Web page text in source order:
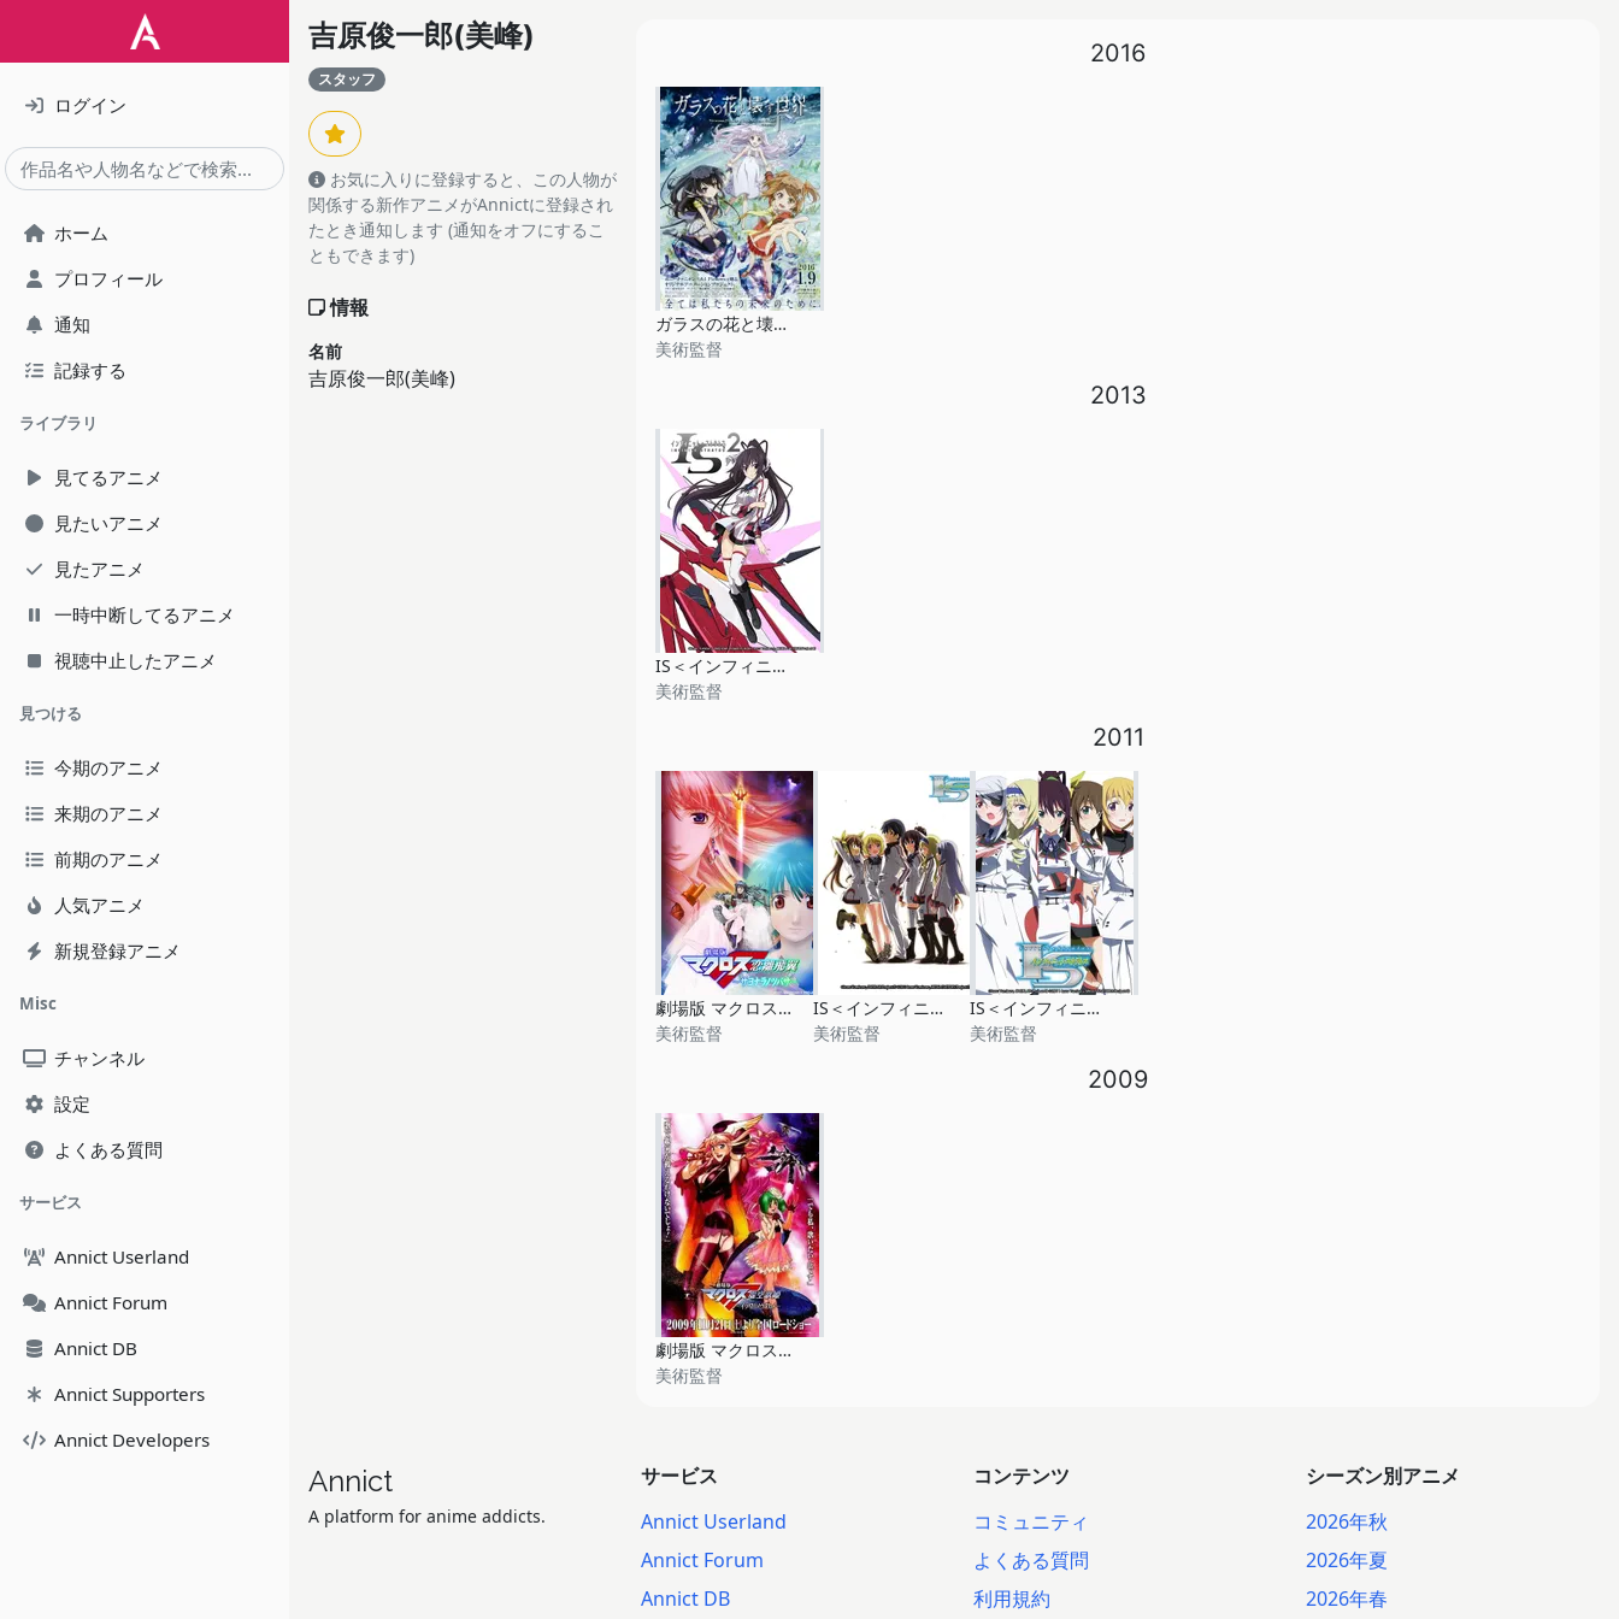
ログイン
ホーム
プロフィール
通知
記録する
ライブラリ
見てるアニメ
見たいアニメ
見たアニメ
一時中断してるアニメ
視聴中止したアニメ
見つける
今期のアニメ
来期のアニメ
前期のアニメ
人気アニメ
新規登録アニメ
Misc
チャンネル
設定
よくある質問
サービス
Annict Userland
Annict Forum
Annict DB
Annict Supporters
Annict Developers
吉原俊一郎(美峰)
スタッフ
お気に入りに登録すると、この人物が
関係する新作アニメがAnnictに登録され
たとき通知します (通知をオフにするこ
ともできます)
情報
名前
吉原俊一郎(美峰)
2016
ガラスの花と壊す世界
美術監督
2013
IS＜インフィニット・ストラトス＞2
美術監督
2011
劇場版 マクロスF 恋離飛翼～サヨナラノツバサ～
美術監督
IS＜インフィニット・ストラトス＞アンコール 恋に焦がれる六重奏
美術監督
IS＜インフィニット・ストラトス＞
美術監督
2009
劇場版 マクロスF 虚空歌姫～イツワリノウタヒメ～
美術監督
Annict
A platform for anime addicts.
サービス
Annict Userland
Annict Forum
Annict DB
コンテンツ
コミュニティ
よくある質問
利用規約
シーズン別アニメ
2026年秋
2026年夏
2026年春